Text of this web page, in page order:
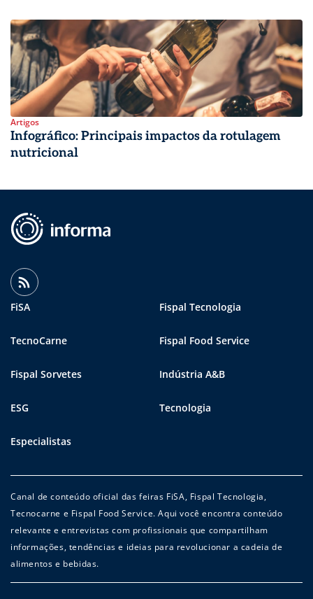
Artigos
Infográfico: Principais impactos da rotulagem
nutricional
FiSA Fispal Tecnologia
TecnoCarne Fispal Food Service
Fispal Sorvetes Indústria A&B
ESG Tecnologia
Especialistas
Canal de conteúdo oficial das feiras FiSA, Fispal Tecnologia,
Tecnocarne e Fispal Food Service. Aqui você encontra conteúdo
relevante e entrevistas com profissionais que compartilham
informações, tendências e ideias para revolucionar a cadeia de
alimentos e bebidas.